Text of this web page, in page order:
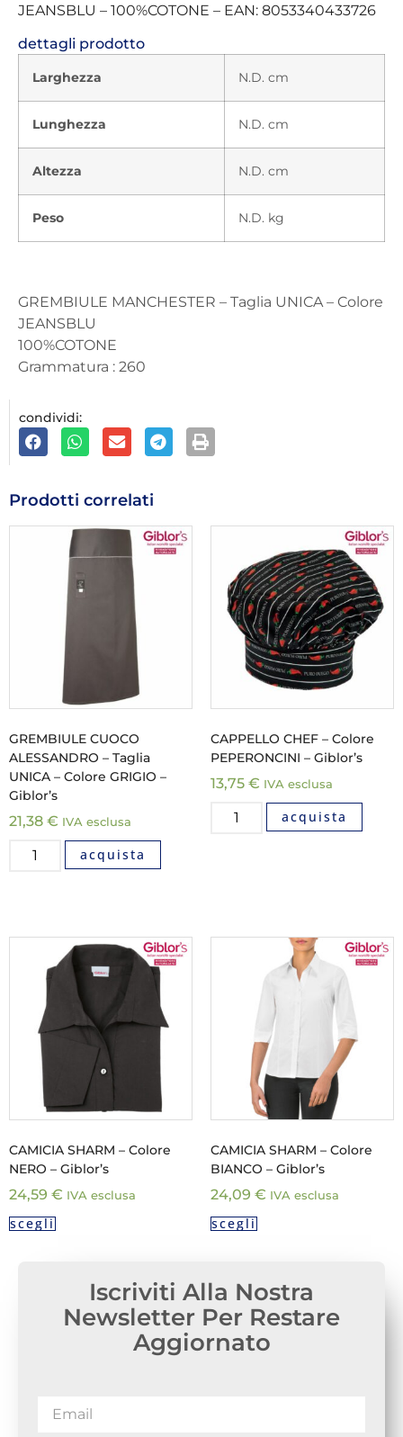
JEANSBLU – 100%COTONE – EAN: 8053340433726
dettagli prodotto
Larghezza N.D. cm
Lunghezza N.D. cm
Altezza N.D. cm
Peso N.D. kg
GREMBIULE MANCHESTER – Taglia UNICA – Colore
JEANSBLU
100%COTONE
Grammatura : 260
condividi:
Prodotti correlati
GREMBIULE CUOCO
ALESSANDRO – Taglia
UNICA – Colore GRIGIO –
Giblor’s
21,38 € IVA esclusa
acquista
CAPPELLO CHEF – Colore
PEPERONCINI – Giblor’s
13,75 € IVA esclusa
acquista
CAMICIA SHARM – Colore
NERO – Giblor’s
24,59 € IVA esclusa
scegli
CAMICIA SHARM – Colore
BIANCO – Giblor’s
24,09 € IVA esclusa
scegli
Iscriviti Alla Nostra
Newsletter Per Restare
Aggiornato